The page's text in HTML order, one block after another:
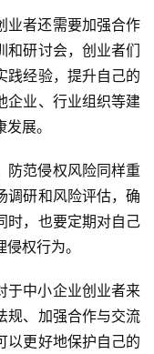
业者还需要加强合作
和研讨会，创业者们
践经验，提升自己的
企业、行业组织等建
展。
防范侵权风险同样重
调研和风险评估，确
时，也要定期对自己
权行为。
于中小企业创业者来
规、加强合作与交流
以更好地保护自己的